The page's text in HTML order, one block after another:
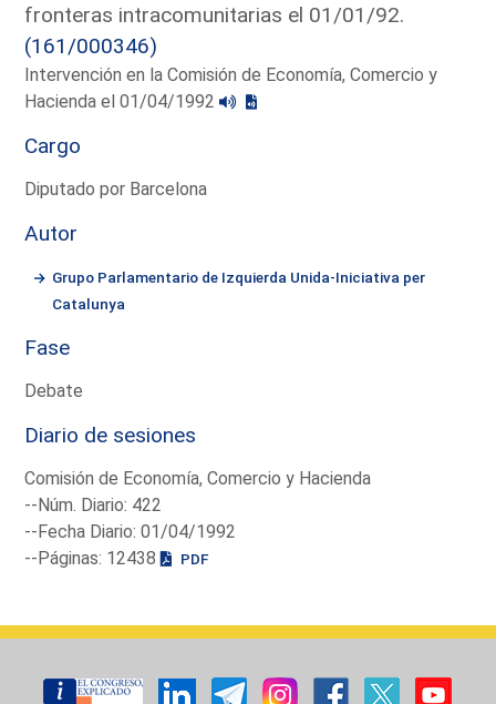
fronteras intracomunitarias el 01/01/92.
(161/000346)
Intervención en la Comisión de Economía, Comercio y
Hacienda el 01/04/1992
Cargo
Diputado por Barcelona
Autor
Grupo Parlamentario de Izquierda Unida-Iniciativa per
Catalunya
Fase
Debate
Diario de sesiones
Comisión de Economía, Comercio y Hacienda
--Núm. Diario: 422
--Fecha Diario: 01/04/1992
--Páginas: 12438
PDF